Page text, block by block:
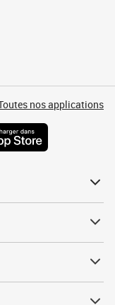
nos applications